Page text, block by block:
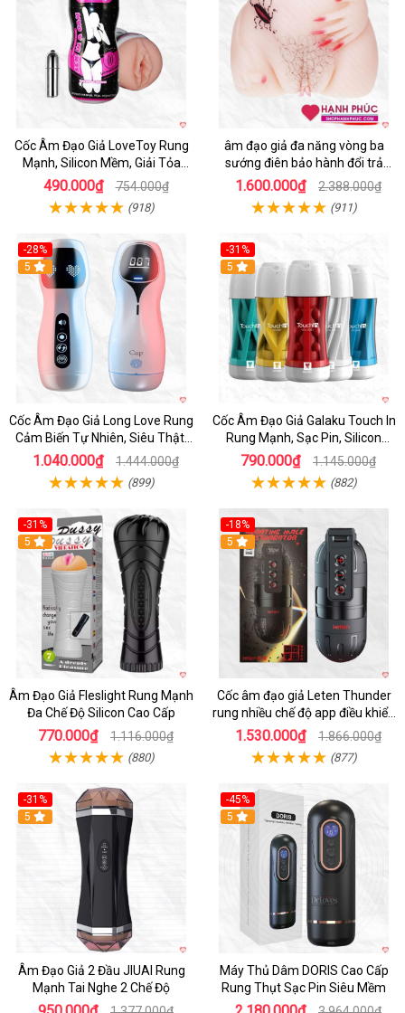
Cốc Âm Đạo Giả LoveToy Rung
Mạnh, Silicon Mềm, Giải Tỏa
Sinh Lý
490.000₫ 754.000₫
(918)
âm đạo giả đa năng vòng ba
sướng điên bảo hành đổi trả
nhanh
1.600.000₫ 2.388.000₫
(911)
-28%
5
Cốc Âm Đạo Giả Long Love Rung
Cảm Biến Tự Nhiên, Siêu Thật,
Sướng
1.040.000₫ 1.444.000₫
(899)
-31%
Hot
5
Cốc Âm Đạo Giả Galaku Touch In
Rung Mạnh, Sạc Pin, Silicon
Mềm
790.000₫ 1.145.000₫
(882)
-31%
5
Âm Đạo Giả Fleslight Rung Mạnh
Đa Chế Độ Silicon Cao Cấp
770.000₫ 1.116.000₫
(880)
-18%
5
Cốc âm đạo giả Leten Thunder
rung nhiều chế độ app điều khiển
tiện lợi
1.530.000₫ 1.866.000₫
(877)
-31%
5
Âm Đạo Giả 2 Đầu JIUAI Rung
Mạnh Tai Nghe 2 Chế Độ
-45%
Hot
5
Máy Thủ Dâm DORIS Cao Cấp
Rung Thụt Sạc Pin Siêu Mềm